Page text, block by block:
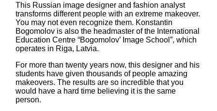
This Russian image designer and fashion analyst
transforms different people with an extreme makeover.
You may not even recognize them. Konstantin
Bogomolov is also the headmaster of the International
Education Centre “Bogomolov’ Image School”, which
operates in Riga, Latvia.
For more than twenty years now, this designer and his
students have given thousands of people amazing
makeovers. The results are so incredible that you
would have a hard time believing it is the same
person.